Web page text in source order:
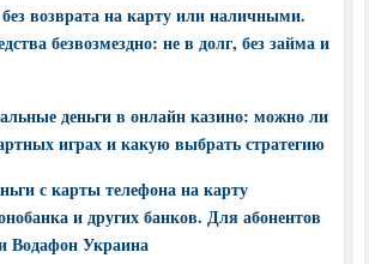
без возврата на карту или наличными.
безвозмездно: не в долг, без займа и
деньги в онлайн казино: можно ли
играх и какую выбрать стратегию
с карты телефона на карту
и других банков. Для абонентов
Водафон Украина